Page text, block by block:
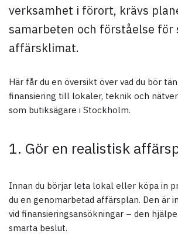
verksamhet i förort, krävs
samarbeten och förståelse för
affärsklimat.
Här får du en översikt över vad du bör
finansiering till lokaler, teknik och
som butiksägare i Stockholm.
1. Gör en realistisk
Innan du börjar leta lokal eller köpa in
du en genomarbetad affärsplan. Den är
vid finansieringsansökningar – den
smarta beslut.